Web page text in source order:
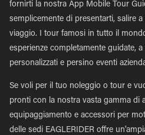
fornirti la nostra App Mobile Tour
semplicemente di presentarti, salire
viaggio. I tour famosi in tutto il
esperienze completamente guidate,
personalizzati e persino eventi
Se voli per il tuo noleggio o tour e
pronti con la nostra vasta gamma di
equipaggiamento e accessori per
delle sedi EAGLERIDER offre